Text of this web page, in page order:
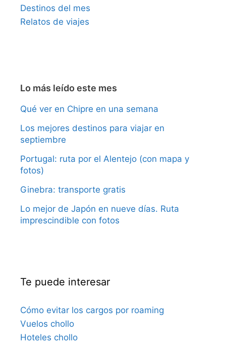
Destinos del mes
Relatos de viajes
Lo más leído este mes
Qué ver en Chipre en una semana
Los mejores destinos para viajar en
septiembre
Portugal: ruta por el Alentejo (con mapa y
fotos)
Ginebra: transporte gratis
Lo mejor de Japón en nueve días. Ruta
imprescindible con fotos
Te puede interesar
Cómo evitar los cargos por roaming
Vuelos chollo
Hoteles chollo